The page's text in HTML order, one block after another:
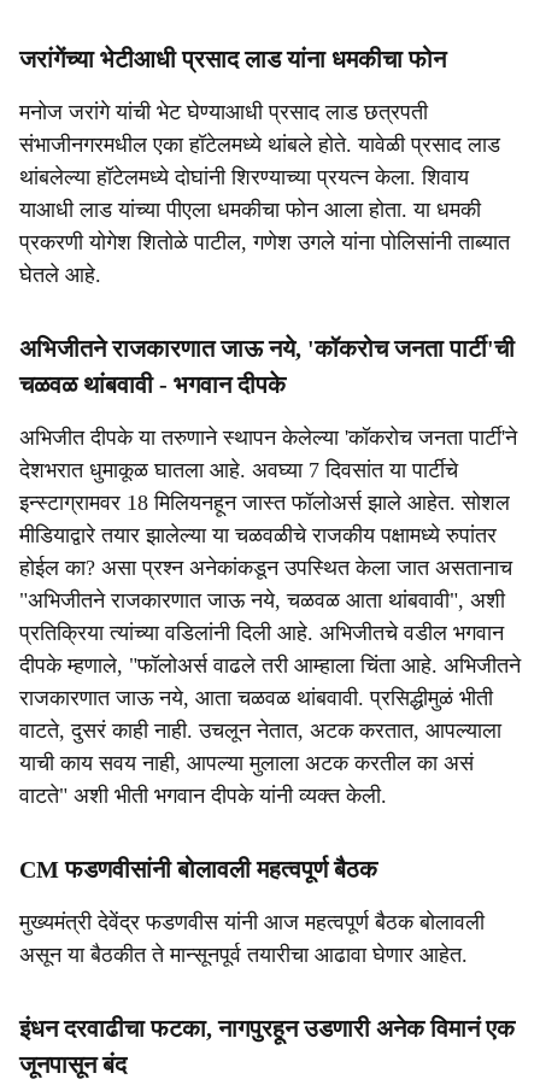
जरांगेंच्या भेटीआधी प्रसाद लाड यांना धमकीचा फोन
मनोज जरांगे यांची भेट घेण्याआधी प्रसाद लाड छत्रपती
संभाजीनगरमधील एका हॉटेलमध्ये थांबले होते. यावेळी प्रसाद लाड
थांबलेल्या हॉटेलमध्ये दोघांनी शिरण्याच्या प्रयत्न केला. शिवाय
याआधी लाड यांच्या पीएला धमकीचा फोन आला होता. या धमकी
प्रकरणी योगेश शितोळे पाटील, गणेश उगले यांना पोलिसांनी ताब्यात
घेतले आहे.
अभिजीतने राजकारणात जाऊ नये, 'कॉकरोच जनता पार्टी'ची
चळवळ थांबवावी - भगवान दीपके
अभिजीत दीपके या तरुणाने स्थापन केलेल्या 'कॉकरोच जनता पार्टी'ने
देशभरात धुमाकूळ घातला आहे. अवघ्या 7 दिवसांत या पार्टीचे
इन्स्टाग्रामवर 18 मिलियनहून जास्त फॉलोअर्स झाले आहेत. सोशल
मीडियाद्वारे तयार झालेल्या या चळवळीचे राजकीय पक्षामध्ये रुपांतर
होईल का? असा प्रश्न अनेकांकडून उपस्थित केला जात असतानाच
"अभिजीतने राजकारणात जाऊ नये, चळवळ आता थांबवावी", अशी
प्रतिक्रिया त्यांच्या वडिलांनी दिली आहे. अभिजीतचे वडील भगवान
दीपके म्हणाले, "फॉलोअर्स वाढले तरी आम्हाला चिंता आहे. अभिजीतने
राजकारणात जाऊ नये, आता चळवळ थांबवावी. प्रसिद्धीमुळं भीती
वाटते, दुसरं काही नाही. उचलून नेतात, अटक करतात, आपल्याला
याची काय सवय नाही, आपल्या मुलाला अटक करतील का असं
वाटते" अशी भीती भगवान दीपके यांनी व्यक्त केली.
CM फडणवीसांनी बोलावली महत्वपूर्ण बैठक
मुख्यमंत्री देवेंद्र फडणवीस यांनी आज महत्वपूर्ण बैठक बोलावली
असून या बैठकीत ते मान्सूनपूर्व तयारीचा आढावा घेणार आहेत.
इंधन दरवाढीचा फटका, नागपुरहून उडणारी अनेक विमानं एक
जूनपासून बंद